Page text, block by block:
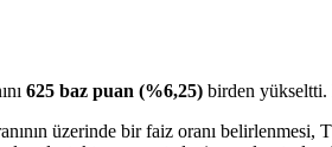
625 baz puan (%6,25) birden yükseltti.
üzerinde bir faiz oranı